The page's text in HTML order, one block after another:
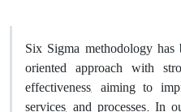
Six Sigma methodology has
oriented approach with
effectiveness, aiming to
services, and processes.